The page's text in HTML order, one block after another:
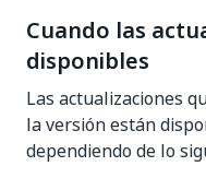
Cuando las
disponibles
Las actualizaciones
la versión están
dependiendo de lo